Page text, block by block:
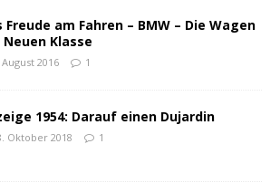
Freude am Fahren – BMW – Die Wagen
Neuen Klasse
August 2016 1
1954: Darauf einen Dujardin
Oktober 2018 1